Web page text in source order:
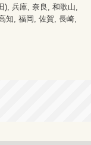
), 兵庫, 奈良, 和歌山,
知, 福岡, 佐賀, 長崎,